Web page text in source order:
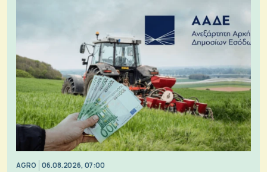
AGRO 06.08.2026, 07:00